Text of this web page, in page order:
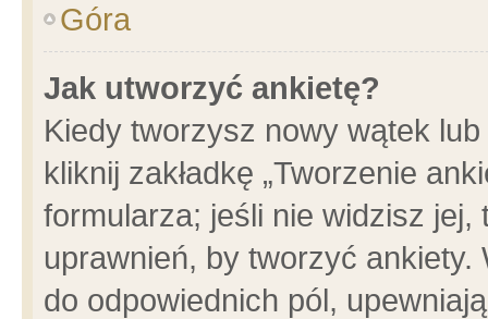
Góra
Jak utworzyć ankietę?
Kiedy tworzysz nowy wątek
kliknij zakładkę „Tworzenie
formularza; jeśli nie widzisz
uprawnień, by tworzyć ankiety.
do odpowiednich pól,